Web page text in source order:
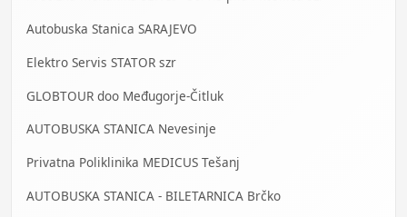
Autobuska Stanica SARAJEVO
Elektro Servis STATOR szr
GLOBTOUR doo Međugorje-Čitluk
AUTOBUSKA STANICA Nevesinje
Privatna Poliklinika MEDICUS Tešanj
AUTOBUSKA STANICA - BILETARNICA Brčko